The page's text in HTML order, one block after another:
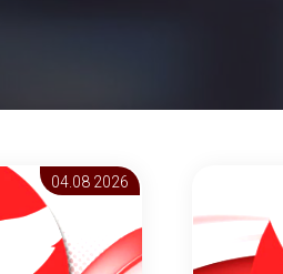
04.08 2026